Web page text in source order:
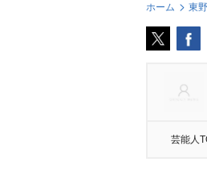
ホーム 東
芸能人